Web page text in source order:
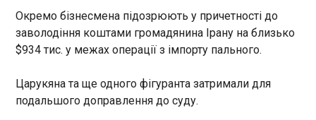
комплексів Patriot. Про це повідомляє Reuters із
посиланням на поінформоване джерело.
ЧИТАТЬ
атаки 1 липня
11:02:25
Окремо бізнесмена підозрюють у причетності до
заволодіння коштами громадянина Ірану на близько
$934 тис. у межах операції з імпорту пального.
Царукяна та ще одного фігуранта затримали для
подальшого доправлення до суду.